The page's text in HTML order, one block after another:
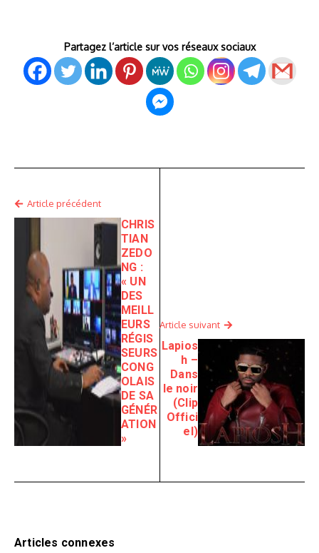
Partagez l’article sur vos réseaux sociaux
Article précédent
CHRIS
TIAN
ZEDO
NG :
« UN
DES
MEILL
EURS
RÉGIS
SEURS
CONG
OLAIS
DE SA
GÉNÉR
ATION
»
Article suivant
Lapios
h –
Dans
le noir
(Clip
Offici
el)
Articles connexes